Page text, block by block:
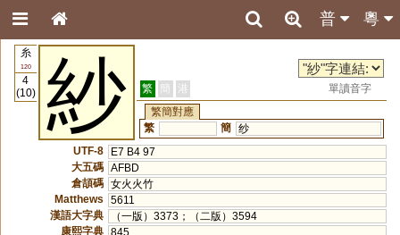
粵
普
糸
120
4
(10)
紗 繁 簡 港
單讀音字
繁簡對應
繁
簡 纱
UTF-8
E7 B4 97
大五碼 AFBD
倉頡碼 女火火竹
Matthews
5611
漢語大字典
（一版）3373；（二版）3594
康熙字典 845